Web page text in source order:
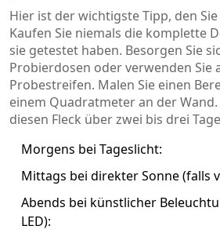
Hier ist der wichtigste Tipp, den
Kaufen Sie niemals die komplette
sie getestet haben. Besorgen Sie
Probierdosen oder verwenden Sie
Probestreifen. Malen Sie einen
einem Quadratmeter an der
diesen Fleck über zwei bis drei
Morgens bei Tageslicht:
Mittags bei direkter Sonne (falls
Abends bei künstlicher
LED):